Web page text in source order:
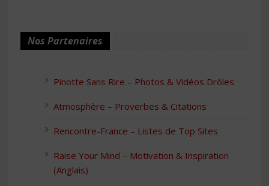
Nos Partenaires
Pinotte Sans Rire – Photos & Vidéos Drôles
Atmosphère – Proverbes & Citations
Rencontre-France – Listes de Top Sites
Raise Your Mind – Motivation & Inspiration
(Anglais)